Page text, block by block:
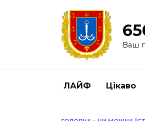
Ваш
ЛАЙФ Цікаво